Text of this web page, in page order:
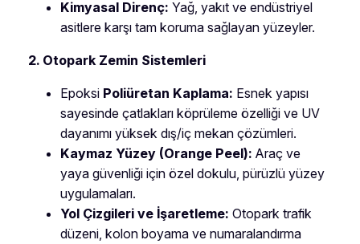
Kimyasal Direnç: Yağ, yakıt ve endüstriyel
asitlere karşı tam koruma sağlayan yüzeyler.
2. Otopark Zemin Sistemleri
Epoksi Poliüretan Kaplama: Esnek yapısı
sayesinde çatlakları köprüleme özelliği ve UV
dayanımı yüksek dış/iç mekan çözümleri.
Kaymaz Yüzey (Orange Peel): Araç ve
yaya güvenliği için özel dokulu, pürüzlü yüzey
uygulamaları.
Yol Çizgileri ve İşaretleme: Otopark trafik
düzeni, kolon boyama ve numaralandırma